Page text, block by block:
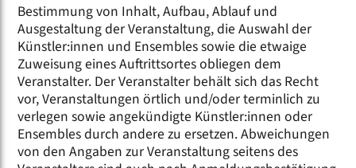
Bestimmung von Inhalt, Aufbau, Ablauf und
Ausgestaltung der Veranstaltung, die Auswahl der
Künstler:innen und Ensembles sowie die etwaige
Zuweisung eines Auftrittsortes obliegen dem
Veranstalter. Der Veranstalter behält sich das Recht
vor, Veranstaltungen örtlich und/oder terminlich zu
verlegen sowie angekündigte Künstler:innen oder
Ensembles durch andere zu ersetzen. Abweichungen
von den Angaben zur Veranstaltung seitens des